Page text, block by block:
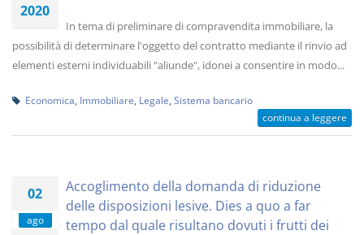
2020
In tema di preliminare di compravendita immobiliare, la
possibilità di determinare l'oggetto del contratto mediante il rinvio ad
elementi esterni individuabili "aliunde", idonei a consentire in modo...
Economica Immobiliare Legale Sistema bancario
continua a leggere
02
ago
Accoglimento della domanda di riduzione
delle disposizioni lesive. Dies a quo a far
tempo dal quale risultano dovuti i frutti dei